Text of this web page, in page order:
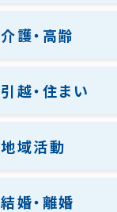
介護・高齢
引越・住まい
地域活動
結婚・離婚